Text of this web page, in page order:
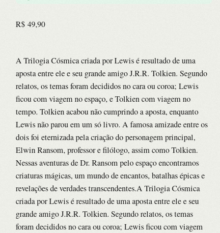
R$ 49,90
A Trilogia Cósmica criada por Lewis é resultado de uma
aposta entre ele e seu grande amigo J.R.R. Tolkien. Segundo
relatos, os temas foram decididos no cara ou coroa; Lewis
ficou com viagem no espaço, e Tolkien com viagem no
tempo. Tolkien acabou não cumprindo a aposta, enquanto
Lewis não parou em um só livro. A famosa amizade entre os
dois foi eternizada pela criação do personagem principal,
Elwin Ransom, professor e filólogo, assim como Tolkien.
Nessas aventuras de Dr. Ransom pelo espaço encontramos
criaturas mágicas, um mundo de encantos, batalhas épicas e
revelações de verdades transcendentes.A Trilogia Cósmica
criada por Lewis é resultado de uma aposta entre ele e seu
grande amigo J.R.R. Tolkien. Segundo relatos, os temas
foram decididos no cara ou coroa; Lewis ficou com viagem